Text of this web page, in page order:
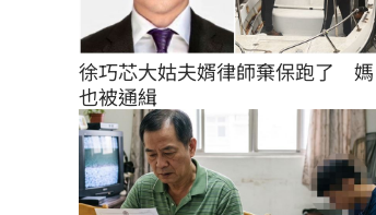
徐巧芯大姑夫婿律師棄保跑了　媽
也被通緝